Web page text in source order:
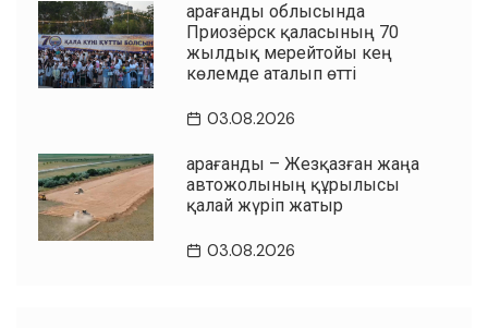
Қарағанды облысында
Приозёрск қаласының 70
жылдық мерейтойы кең
көлемде аталып өтті
03.08.2026
Қарағанды – Жезқазған жаңа
автожолының құрылысы
қалай жүріп жатыр
03.08.2026